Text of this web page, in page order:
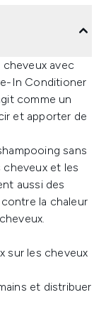
avec
In Conditioner
comme un
et apporter de
sans
cheveux et les
aussi des
la chaleur
sur les cheveux
et distribuer